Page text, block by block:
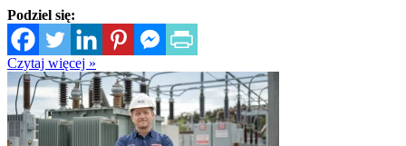
Podziel się:
Czytaj więcej »